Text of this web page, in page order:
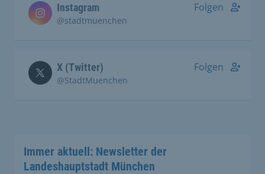
Instagram
@stadtmuenchen
Folgen
X (Twitter)
@StadtMuenchen
Folgen
Immer aktuell: Newsletter der
Landeshauptstadt München